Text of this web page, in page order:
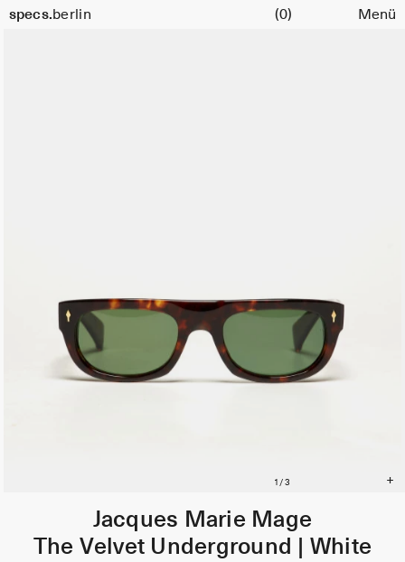
specs.berlin
Warenkorb (0) Menü
Jacques Marie Mage
The Velvet Underground | White